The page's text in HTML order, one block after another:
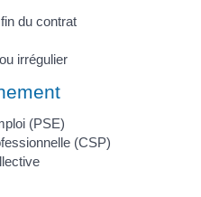
du contrat
irrégulier
(PSE)
(CSP)